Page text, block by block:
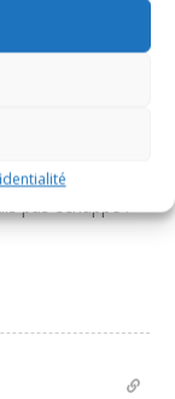
pas échappé !